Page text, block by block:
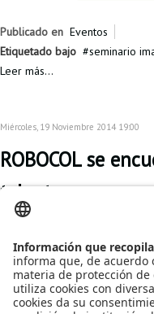
Publicado en Eventos
Etiquetado bajo
seminario
Leer más...
Miércoles, 19 Noviembre 2014 19:00
ROBOCOL se
talento